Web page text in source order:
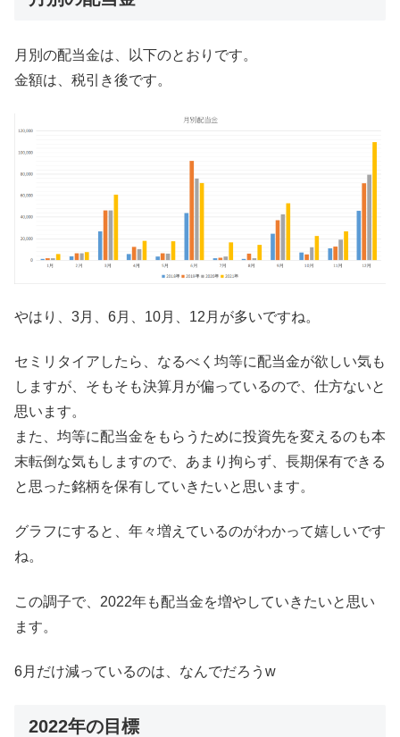
月別の配当金は、以下のとおりです。
金額は、税引き後です。
やはり、3月、6月、10月、12月が多いですね。
セミリタイアしたら、なるべく均等に配当金が欲しい気も
しますが、そもそも決算月が偏っているので、仕方ないと
思います。
また、均等に配当金をもらうために投資先を変えるのも本
末転倒な気もしますので、あまり拘らず、長期保有できる
と思った銘柄を保有していきたいと思います。
グラフにすると、年々増えているのがわかって嬉しいです
ね。
この調子で、2022年も配当金を増やしていきたいと思い
ます。
6月だけ減っているのは、なんでだろうw
2022年の目標